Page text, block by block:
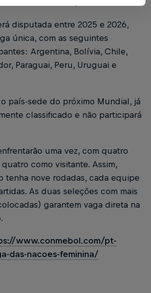
disputada entre 2025 e 2026,
única, com as seguintes
Argentina, Bolívia, Chile,
Paraguai, Peru, Uruguai e
país-sede do próximo Mundial, já
classificado e não participará
uma vez, com quatro
como visitante. Assim,
tenha nove rodadas, cada equipe
As duas seleções com mais
garantem vaga direta na
www.conmebol.com/pt-
das-nacoes-feminina/